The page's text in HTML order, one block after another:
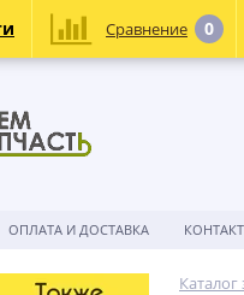
ОПЛАТА И ДОСТАВКА
Каталог
Сравнение 0